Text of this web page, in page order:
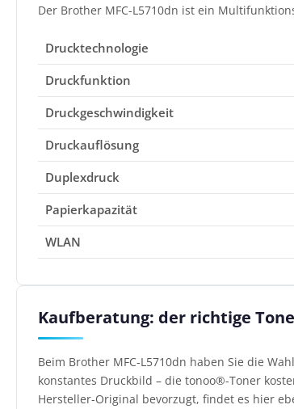
Der Brother MFC-L5710dn ist ein
Drucktechnologie
Druckfunktion
Druckgeschwindigkeit
Druckauflösung
Duplexdruck
Papierkapazität
WLAN
Kaufberatung: der richtige
Beim Brother MFC-L5710dn haben Sie die
konstantes Druckbild – die tonoo®-Toner
Hersteller-Original bevorzugt, findet es hier